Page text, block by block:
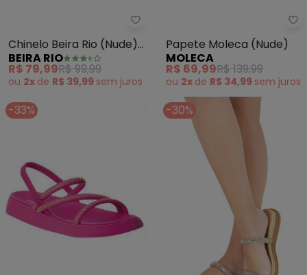
Beira Rio - Chinelo Beira Rio
Chinelo Beira Rio (Nude)
em Sintético
BEIRA RIO
R$ 79,99R$ 99,99
ou 2x de R$ 39,99 sem juros
Papete Moleca (Nude)
MOLECA
R$ 69,99R$ 139,99
ou 2x de R$ 34,99 sem juros
-33% -30%